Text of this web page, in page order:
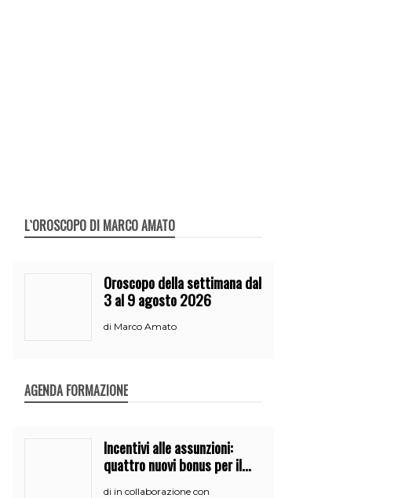
L`OROSCOPO DI MARCO AMATO
Oroscopo della settimana dal
3 al 9 agosto 2026
di Marco Amato
AGENDA FORMAZIONE
Incentivi alle assunzioni:
quattro nuovi bonus per il
di in collaborazione con